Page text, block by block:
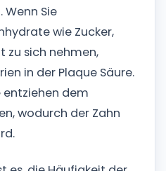
Sie
wie Zucker,
zu sich nehmen,
in der Plaque Säure.
dem
wodurch der Zahn